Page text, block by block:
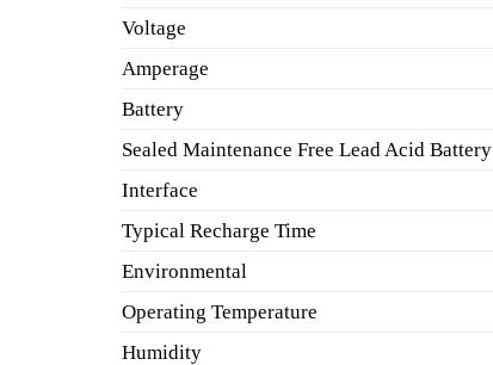
Voltage
Amperage
Battery
Sealed Maintenance Free Lead Acid Battery
Interface
Typical Recharge Time
Environmental
Operating Temperature
Humidity